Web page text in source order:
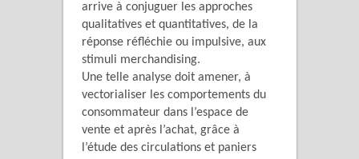
arrive à conjuguer les approches
qualitatives et quantitatives, de la
réponse réfléchie ou impulsive, aux
stimuli merchandising.
Une telle analyse doit amener, à
vectorialiser les comportements du
consommateur dans l’espace de
vente et après l’achat, grâce à
l’étude des circulations et paniers